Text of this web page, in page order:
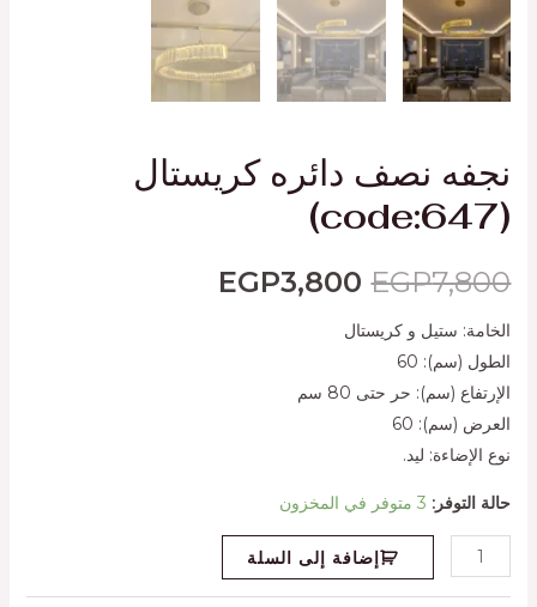
نجفه نصف دائره كريستال
(code:647)
EGP7,800
EGP3,800
الخامة: ستيل و كريستال
الطول (سم): 60
الإرتفاع (سم): حر حتى 80 سم
العرض (سم): 60
نوع الإضاءة: ليد.
حالة التوفر: 3 متوفر في المخزون
إضافة إلى السلة